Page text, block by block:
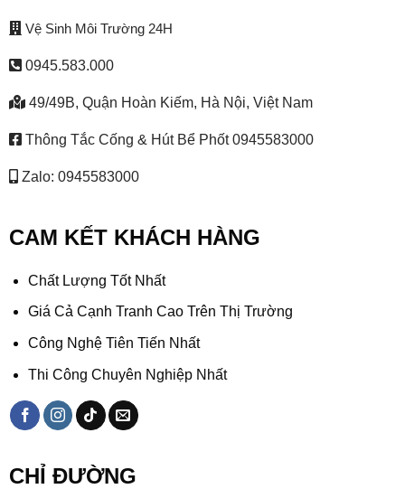
Vệ Sinh Môi Trường 24H
0945.583.000
49/49B, Quận Hoàn Kiếm, Hà Nội, Việt Nam
Thông Tắc Cống & Hút Bể Phốt 0945583000
Zalo: 0945583000
CAM KẾT KHÁCH HÀNG
Chất Lượng Tốt Nhất
Giá Cả Cạnh Tranh Cao Trên Thị Trường
Công Nghệ Tiên Tiến Nhất
Thi Công Chuyên Nghiệp Nhất
CHỈ ĐƯỜNG